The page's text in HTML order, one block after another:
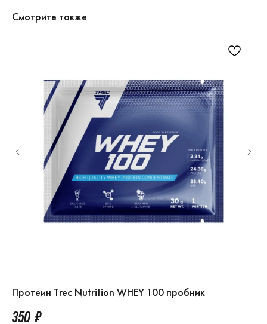
Смотрите также
Протеин Trec Nutrition WHEY 100 пробник
350 ₽